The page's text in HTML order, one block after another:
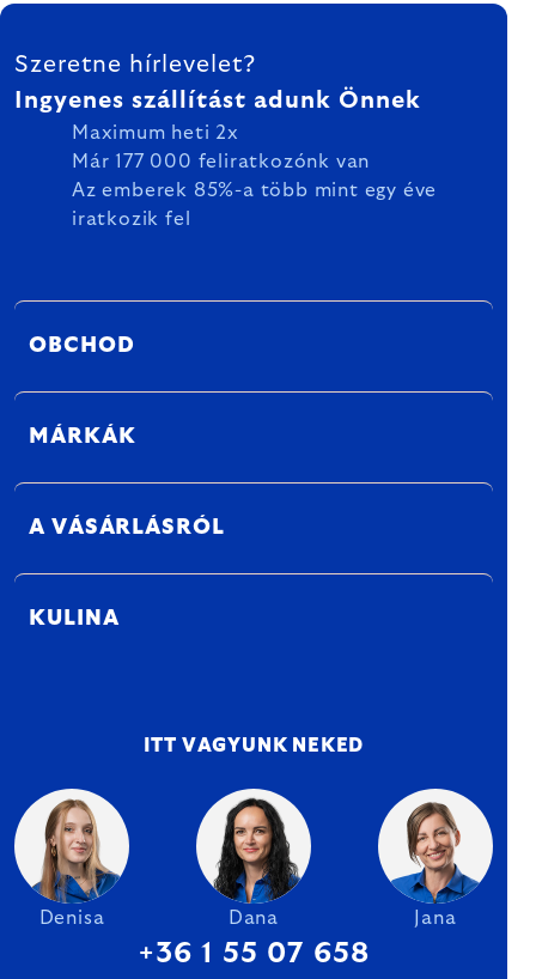
LÁBLÉC
Szeretne hírlevelet?
Ingyenes szállítást adunk Önnek
Maximum heti 2x
Már 177 000 feliratkozónk van
Az emberek 85%-a több mint egy éve
iratkozik fel
OBCHOD
MÁRKÁK
A VÁSÁRLÁSRÓL
KULINA
ITT VAGYUNK NEKED
Denisa Dana Jana
+36 1 55 07 658